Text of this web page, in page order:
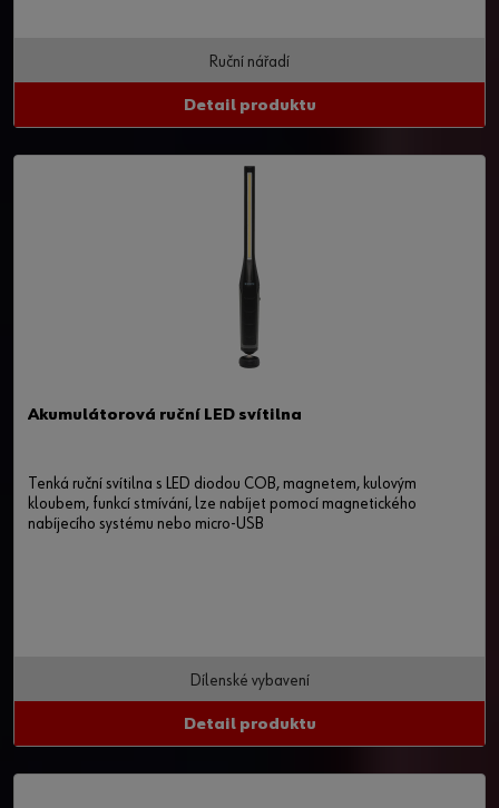
Ruční nářadí
Detail produktu
Akumulátorová ruční LED svítilna
Tenká ruční svítilna s LED diodou COB, magnetem, kulovým
kloubem, funkcí stmívání, lze nabíjet pomocí magnetického
nabíjecího systému nebo micro-USB
Dílenské vybavení
Detail produktu